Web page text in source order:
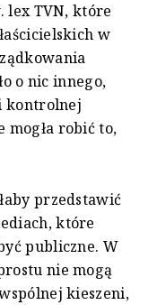
lex TVN, które
w
o nic innego,
kontrolnej
mogła robić to,
przedstawić
które
publiczne. W
nie mogą
kieszeni,